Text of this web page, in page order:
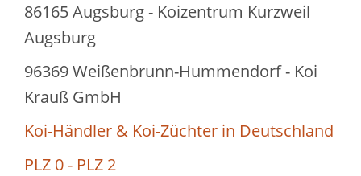
86165 Augsburg - Koizentrum Kurzweil
Augsburg
96369 Weißenbrunn-Hummendorf - Koi
Krauß GmbH
Koi-Händler & Koi-Züchter in Deutschland
PLZ 0 - PLZ 2